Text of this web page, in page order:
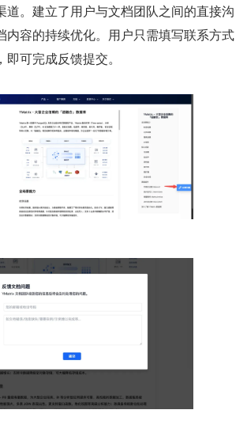
道。建立了用户与文档团队之间的直接沟
内容的持续优化。用户只需填写联系方式
可完成反馈提交。